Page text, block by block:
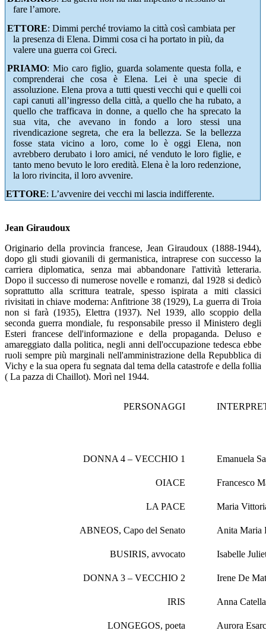
fare l’amore.
ETTORE: Dimmi perché troviamo la città così cambiata per
la presenza di Elena. Dimmi cosa ci ha portato in più, da
valere una guerra coi Greci.
PRIAMO: Mio caro figlio, guarda solamente questa folla, e
comprenderai che cosa è Elena. Lei è una specie di
assoluzione. Elena prova a tutti questi vecchi qui e quelli coi
capi canuti all’ingresso della città, a quello che ha rubato, a
quello che trafficava in donne, a quello che ha sprecato la
sua vita, che avevano in fondo a loro stessi una
rivendicazione segreta, che era la bellezza. Se la bellezza
fosse stata vicino a loro, come lo è oggi Elena, non
avrebbero derubato i loro amici, né venduto le loro figlie, e
tanto meno bevuto le loro eredità. Elena è la loro redenzione,
la loro rivincita, il loro avvenire.
ETTORE: L’avvenire dei vecchi mi lascia indifferente.
Jean Giraudoux
Originario della provincia francese, Jean Giraudoux (1888-1944),
dopo gli studi giovanili di germanistica, intraprese con successo la
carriera diplomatica, senza mai abbandonare l'attività letteraria.
Dopo il successo di numerose novelle e romanzi, dal 1928 si dedicò
soprattutto alla scrittura teatrale, spesso ispirata a miti classici
rivisitati in chiave moderna: Anfitrione 38 (1929), La guerra di Troia
non si farà (1935), Elettra (1937). Nel 1939, allo scoppio della
seconda guerra mondiale, fu responsabile presso il Ministero degli
Esteri francese dell'informazione e della propaganda. Deluso e
amareggiato dalla politica, negli anni dell'occupazione tedesca ebbe
ruoli sempre più marginali nell'amministrazione della Repubblica di
Vichy e la sua opera fu segnata dal tema della catastrofe e della follia
( La pazza di Chaillot). Morì nel 1944.
PERSONAGGI
DONNA 4 – VECCHIO 1 Emanuela
OIACE Francesco
LA PACE Maria
ABNEOS, Capo del Senato Anita Maria
BUSIRIS, avvocato Isabelle
DONNA 3 – VECCHIO 2 Irene De
IRIS Anna
LONGEGOS, poeta Aurora